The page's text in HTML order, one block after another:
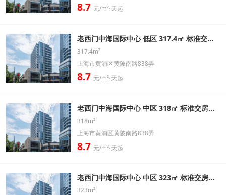
8.7 元/m²⋅天起
老西门中海国际中心 低区 317.4㎡ 标准交房办公室出租信息
317.4m²
上海市黄浦区黄陂南路838弄
8.7 元/m²⋅天起
老西门中海国际中心 中区 318㎡ 标准交房办公室出租信息
318m²
上海市黄浦区黄陂南路838弄
8.7 元/m²⋅天起
老西门中海国际中心 中区 323㎡ 标准交房办公室出租信息
323m²